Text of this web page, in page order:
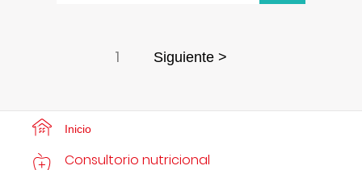
1 Siguiente >
Inicio
Consultorio nutricional